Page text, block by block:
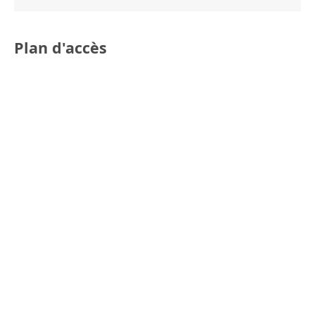
Plan d'accès